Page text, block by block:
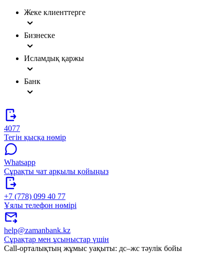
Жеке клиенттерге
Бизнеске
Исламдық қаржы
Банк
4077
Тегін қысқа нөмір
Whatsapp
Сұрақты чат арқылы қойыңыз
+7 (778) 099 40 77
Ұялы телефон нөмірі
help@zamanbank.kz
Сұрақтар мен ұсыныстар үшін
Call-орталықтың жұмыс уақыты: дс–жс тәулік бойы